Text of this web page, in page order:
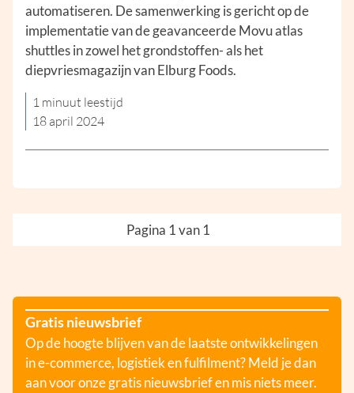
automatiseren. De samenwerking is gericht op de
implementatie van de geavanceerde Movu atlas
shuttles in zowel het grondstoffen- als het
diepvriesmagazijn van Elburg Foods.
1 minuut leestijd
18 april 2024
Pagina 1 van 1
Gratis nieuwsbrief
Op de hoogte blijven van de laatste ontwikkelingen
in e-commerce, logistiek en fulfilment? Meld je dan
aan voor onze gratis nieuwsbrief en mis niets meer.